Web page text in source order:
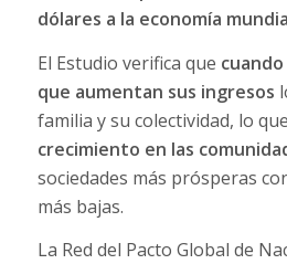
dólares a la economía
El Estudio verifica que
que aumentan sus ingresos
familia y su colectividad, lo que
crecimiento en las
sociedades más prósperas
más bajas.
La Red del Pacto Global de